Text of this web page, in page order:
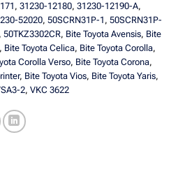
, 31230-12180, 31230-12190-A,
52020, 50SCRN31P-1 , 50SCRN31P-
, 50TKZ3302CR, Bite Toyota Avensis, Bite
, Bite Toyota Celica, Bite Toyota Corolla,
Corolla Verso, Bite Toyota Corona,
, Bite Toyota Vios, Bite Toyota Yaris,
2, VKC 3622